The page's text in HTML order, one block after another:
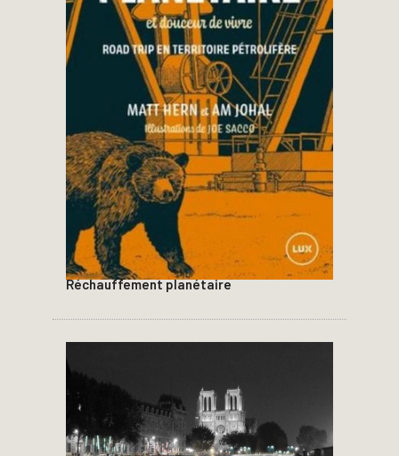
Réchauffement planétaire